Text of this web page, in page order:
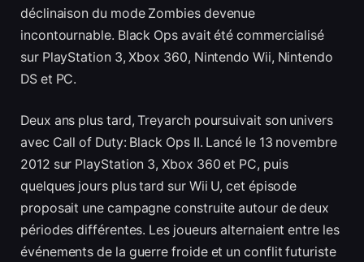
déclinaison du mode Zombies devenue
incontournable. Black Ops avait été commercialisé
sur PlayStation 3, Xbox 360, Nintendo Wii, Nintendo
DS et PC.
Deux ans plus tard, Treyarch poursuivait son univers
avec Call of Duty: Black Ops II. Lancé le 13 novembre
2012 sur PlayStation 3, Xbox 360 et PC, puis
quelques jours plus tard sur Wii U, cet épisode
proposait une campagne construite autour de deux
périodes différentes. Les joueurs alternaient entre les
événements de la guerre froide et un conflit futuriste